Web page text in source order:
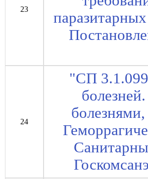
23
24
"СП